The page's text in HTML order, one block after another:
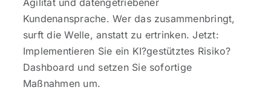
Agilität und datengetriebener
Kundenansprache. Wer das zusammenbringt,
surft die Welle, anstatt zu ertrinken. Jetzt:
Implementieren Sie ein KI?gestütztes Risiko?
Dashboard und setzen Sie sofortige
Maßnahmen um.